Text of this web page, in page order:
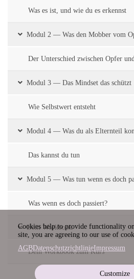
Was es ist, und wie du es erkennst
Modul 2 — Was den Mobber vom
Der Unterschied zwischen Opfer
Modul 3 — Das Mindset das schützt
Wie Selbstwert entsteht
Modul 4 — Was du als Elternteil
Das kannst du tun
Modul 5 — Was tun wenn es doch
Was wenn es doch passiert?
Dein Workbook
Dein Workbook zum Kurs
Cookies help to provide functionality
site, you are agreeing to our use of
AGBDatenschutzrichtlinieImpressum
Customize